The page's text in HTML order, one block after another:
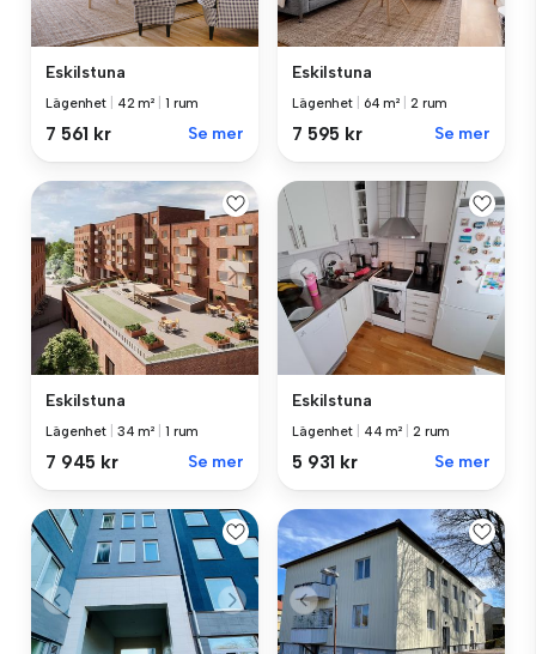
Eskilstuna
Lägenhet 42 m² 1 rum
7 561 kr Se mer
Eskilstuna
Lägenhet 64 m² 2 rum
7 595 kr Se mer
Eskilstuna
Lägenhet 34 m² 1 rum
7 945 kr Se mer
Eskilstuna
Lägenhet 44 m² 2 rum
5 931 kr Se mer